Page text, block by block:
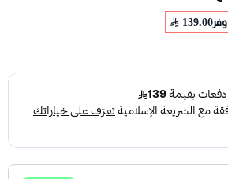
وفر139.00